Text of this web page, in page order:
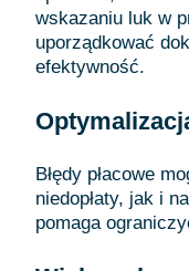
wskazaniu luk w
uporządkować
efektywność.
Błędy płacowe
niedopłaty, jak i
pomaga